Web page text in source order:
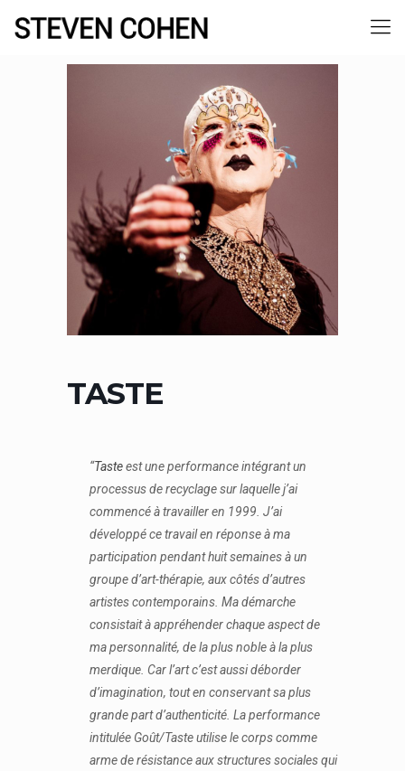
TASTE
“Tasteest une performance intégrant un
processus de recyclage sur laquelle j’ai
commencé à travailler en 1999. J’ai
développé ce travail en réponse à ma
participation pendant huit semaines à un
groupe d’art-thérapie, aux côtés d’autres
artistes contemporains. Ma démarche
consistait à appréhender chaque aspect de
ma personnalité, de la plus noble à la plus
merdique. Car l’art c’est aussi déborder
d’imagination, tout en conservant sa plus
grande part d’authenticité. La performance
intitulée Goût/Taste utilise le corps comme
arme de résistance aux structures sociales qui